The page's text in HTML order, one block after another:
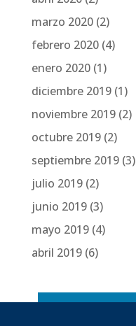
marzo 2020(2)
febrero 2020(4)
enero 2020(1)
diciembre 2019(1)
noviembre 2019(2)
octubre 2019(2)
septiembre 2019(3)
julio 2019(2)
junio 2019(3)
mayo 2019(4)
abril 2019(6)